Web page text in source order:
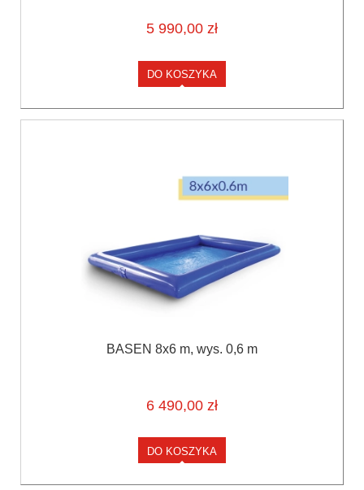
5 990,00 zł
DO KOSZYKA
BASEN 8x6 m, wys. 0,6 m
6 490,00 zł
DO KOSZYKA